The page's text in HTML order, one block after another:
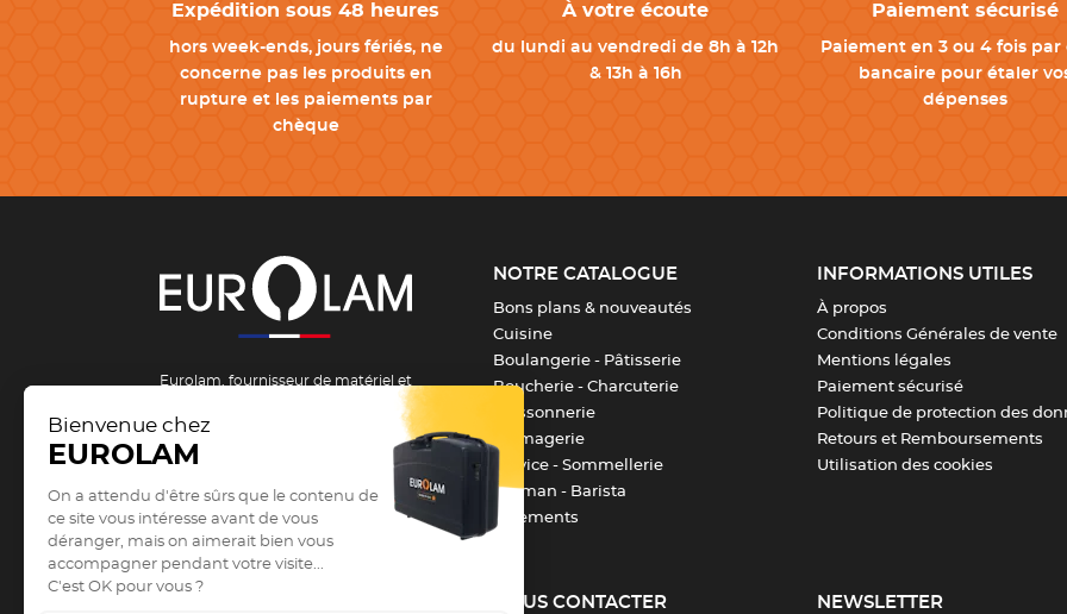
Expédition sous 48 heures
hors week-ends, jours fériés, ne
concerne pas les produits en
rupture et les paiements par
chèque
À votre écoute
du lundi au vendredi de 8h à 12h
& 13h à 16h
Paiement sécurisé
Paiement en 3 ou 4 fois par
bancaire pour étaler
dépenses
Eurolam, fournisseur de matériel et
d’équipement pour la formation et les
métiers de bouche depuis 1984 !
Vous êtes un passionné, un apprenti ou
un professionnel des métiers de
bouche et vous recherchez du
matériel de cuisine professionnel
Vous êtes au bon endroit !
NOTRE CATALOGUE
Bons plans & nouveautés
Cuisine
Boulangerie - Pâtisserie
Boucherie - Charcuterie
Poissonnerie
Fromagerie
Service - Sommellerie
Barman - Barista
Vêtements
INFORMATIONS UTILES
À propos
Conditions Générales de vente
Mentions légales
Paiement sécurisé
Politique de protection des
Retours et Remboursements
Utilisation des cookies
NOUS CONTACTER NEWSLETTER